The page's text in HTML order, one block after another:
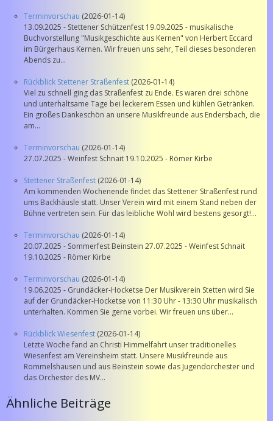
Terminvorschau (2026-01-14)
13.09.2025 - Stettener Schützenfest 19.09.2025 - musikalische
Buchvorstellung "Musikgeschichte aus Kernen" von Herbert Eccard
im Bürgerhaus Kernen. Wir freuen uns sehr, Teil dieses besonderen
Abends zu...
Rückblick Stettener Straßenfest (2026-01-14)
Viel zu schnell ging das Straßenfest zu Ende. Es waren drei schöne
und unterhaltsame Tage bei leckerem Essen und kühlen Getränken.
Ein großes Dankeschön an unsere Musikfreunde aus Endersbach, die
am...
Terminvorschau (2026-01-14)
27.07.2025 - Weinfest Schnait 19.10.2025 - Römer Kirbe
Stettener Straßenfest (2026-01-14)
Am kommenden Wochenende findet das Stettener Straßenfest rund
ums Backhäusle statt. Unser Verein wird mit einem Stand neben der
Bühne vertreten sein. Für das leibliche Wohl wird bestens gesorgt!...
Terminvorschau (2026-01-14)
20.07.2025 - Sommerfest Beinstein 27.07.2025 - Weinfest Schnait
19.10.2025 - Römer Kirbe
Terminvorschau (2026-01-14)
19.06.2025 - Grundäcker-Hocketse Der Musikverein Stetten wird Sie
auf der Grundäcker-Hocketse von 11:30 Uhr - 13:30 Uhr musikalisch
unterhalten. Kommen Sie gerne vorbei. Wir freuen uns über...
Rückblick Wiesenfest (2026-01-14)
Letzte Woche fand an Christi Himmelfahrt unser traditionelles
Wiesenfest am Vereinsheim statt. Unsere Musikfreunde aus
Rommelshausen und aus Beinstein sowie das Jugendorchester und
das Orchester des MV...
Ähnliche Beiträge